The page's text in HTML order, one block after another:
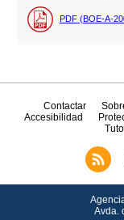
PDF (BOE-A-
Contactar
Accesibilidad
Avda.